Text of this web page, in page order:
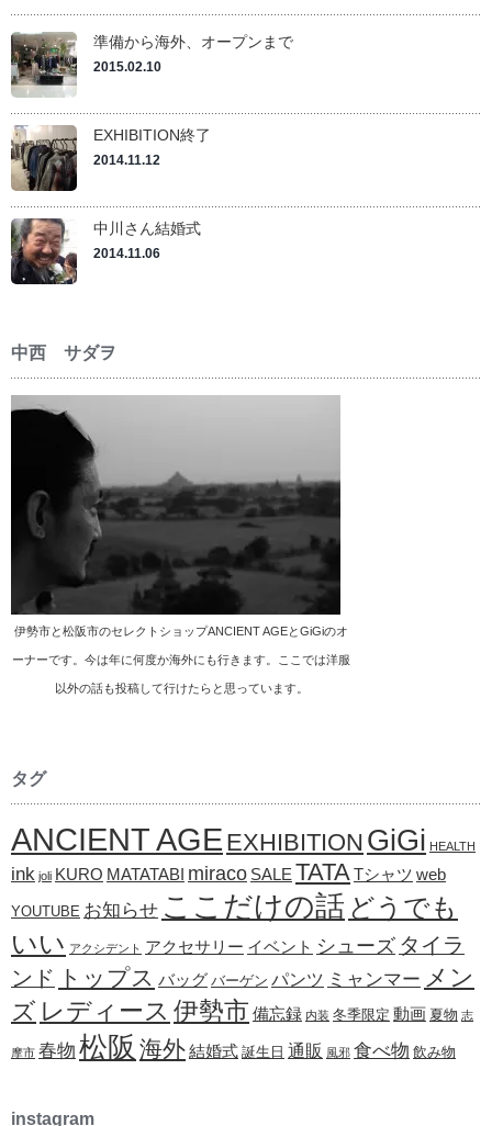
準備から海外、オープンまで
2015.02.10
EXHIBITION終了
2014.11.12
中川さん結婚式
2014.11.06
中西 サダヲ
伊勢市と松阪市のセレクトショップANCIENT AGEとGiGiのオ
ーナーです。今は年に何度か海外にも行きます。ここでは洋服
以外の話も投稿して行けたらと思っています。
タグ
ANCIENT AGE EXHIBITION GiGi HEALTH
ink joli KURO MATATABI miraco SALE TATATシャツ web
YOUTUBE お知らせ ここだけの話 どうでも
いい アクシデント アクセサリー イベント シューズ タイラ
ンド トップス バッグ バーゲン パンツ ミャンマー メン
ズ レディース 伊勢市 備忘録 内装 冬季限定 動画 夏物 志
摩市 春物 松阪 海外結婚式 誕生日 通販 風邪 食べ物 飲み物
instagram